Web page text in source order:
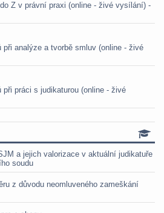
Z v právní praxi (online - živé vysílání) -
analýze a tvorbě smluv (online - živé
práci s judikaturou (online - živé
a jejich valorizace v aktuální judikatuře
soudu
z důvodu neomluveného zameškání